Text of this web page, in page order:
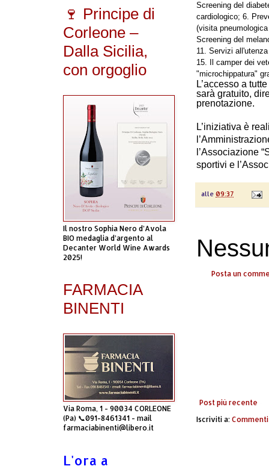
Screening del
cardiologico; 6.
(visita
Screening del
11. Servizi
15. Il camper dei
"microchippatura"
L’accesso a
sarà gratuito,
prenotazione.
L’iniziativa è
l’Associazione
sportivi e
alle 09:37
Posta un
Post più recente
Iscriviti a:
🍷 Principe di
Corleone –
Dalla Sicilia,
con orgoglio
Il nostro Sophia Nero d’Avola
BIO medaglia d’argento al
Decanter World Wine Awards
2025!
FARMACIA
BINENTI
Via Roma, 1 - 90034 CORLEONE
(Pa) 📞091-8461341 - mail
farmaciabinenti@libero.it
L'ora a